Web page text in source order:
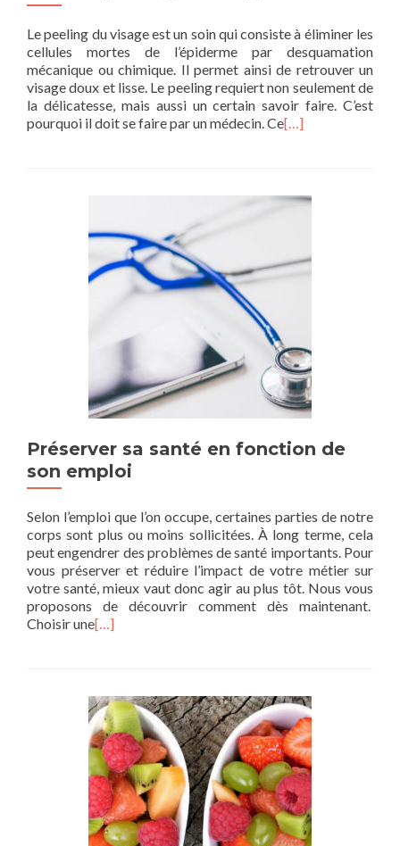
Le peeling du visage est un soin qui consiste à éliminer les
cellules mortes de l’épiderme par desquamation
mécanique ou chimique. Il permet ainsi de retrouver un
visage doux et lisse. Le peeling requiert non seulement de
la délicatesse, mais aussi un certain savoir faire. C’est
pourquoi il doit se faire par un médecin. Ce[…]
Préserver sa santé en fonction de
son emploi
Selon l’emploi que l’on occupe, certaines parties de notre
corps sont plus ou moins sollicitées. À long terme, cela
peut engendrer des problèmes de santé importants. Pour
vous préserver et réduire l’impact de votre métier sur
votre santé, mieux vaut donc agir au plus tôt. Nous vous
proposons de découvrir comment dès maintenant.
Choisir une[…]